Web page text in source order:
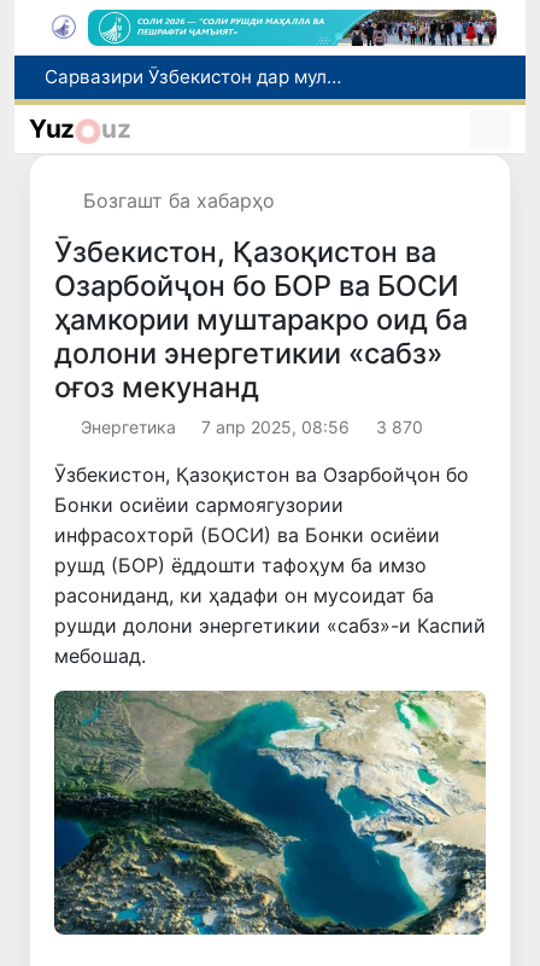
Дар Қашқадарё анҷумани байналмилалии экологӣ бо иштироки ҷавонон аз нӯҳ кишвар баргузор мешавад
Тошканд ба баргузории чемпионати Осиё оид ба вазнабардорӣ омодагӣ мебинад
Yuz uz
Бозгашт ба хабарҳо
Ӯзбекистон, Қазоқистон ва
Озарбойҷон бо БОР ва БОСИ
ҳамкории муштаракро оид ба
долони энергетикии «сабз»
оғоз мекунанд
Энергетика 7 апр 2025, 08:56 3 870
Ӯзбекистон, Қазоқистон ва Озарбойҷон бо
Бонки осиёии сармоягузории
инфрасохторӣ (БОСИ) ва Бонки осиёии
рушд (БОР) ёддошти тафоҳум ба имзо
расониданд, ки ҳадафи он мусоидат ба
рушди долони энергетикии «сабз»-и Каспий
мебошад.